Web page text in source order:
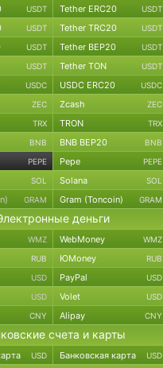
USDT Tether ERC20 USDT
USDT Tether TRC20 USDT
USDT Tether BEP20 USDT
USDT Tether TON USDT
USDC USDC ERC20 USDC
ZEC Zcash ZEC
TRX TRON TRX
BNB BNB BEP20 BNB
PEPE Pepe PEPE
SOL Solana SOL
GRAM Gram (Toncoin) GRAM
деньги
WMZ WebMoney WMZ
RUB ЮMoney RUB
USD PayPal USD
USD Volet USD
CNY Alipay CNY
счета и карты
USD Банковская карта USD